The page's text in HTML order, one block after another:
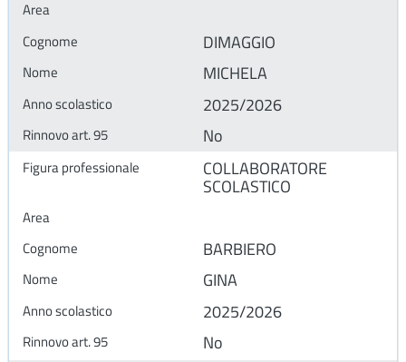
DIMAGGIO
MICHELA
2025/2026
No
COLLABORATORE
SCOLASTICO
BARBIERO
GINA
2025/2026
No